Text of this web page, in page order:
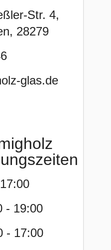
Str. 4,
, 28279
glas.de
- 19:00
- 17:00